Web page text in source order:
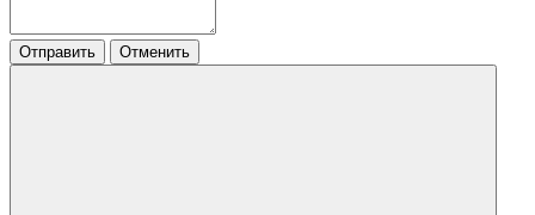
Отправить Отменить